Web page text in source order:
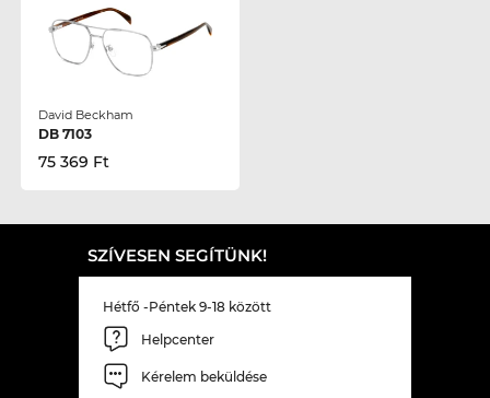
David Beckham
DB 7103
75 369 Ft
SZÍVESEN SEGÍTÜNK!
Hétfő -Péntek 9-18 között
Helpcenter
Kérelem beküldése